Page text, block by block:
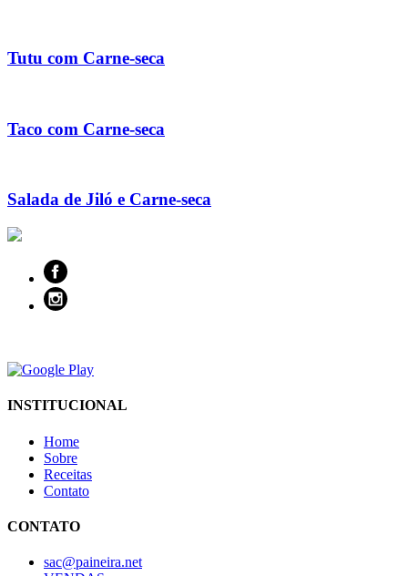
Tutu com Carne-seca
Taco com Carne-seca
Salada de Jiló e Carne-seca
INSTITUCIONAL
Home
Sobre
Receitas
Contato
CONTATO
sac@paineira.net